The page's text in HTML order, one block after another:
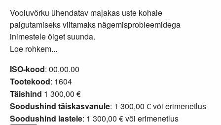
Vooluvõrku ühendatav majakas uste kohale
paigutamiseks viitamaks nägemisprobleemidega
inimestele õiget suunda.
Loe rohkem...
ISO-kood: 00.00.00
Tootekood: 1604
Täishind 1 300,00 €
Soodushind täiskasvanule: 1 300,00 € või erimenetlus
Soodushind lastele: 1 300,00 € või erimenetlus